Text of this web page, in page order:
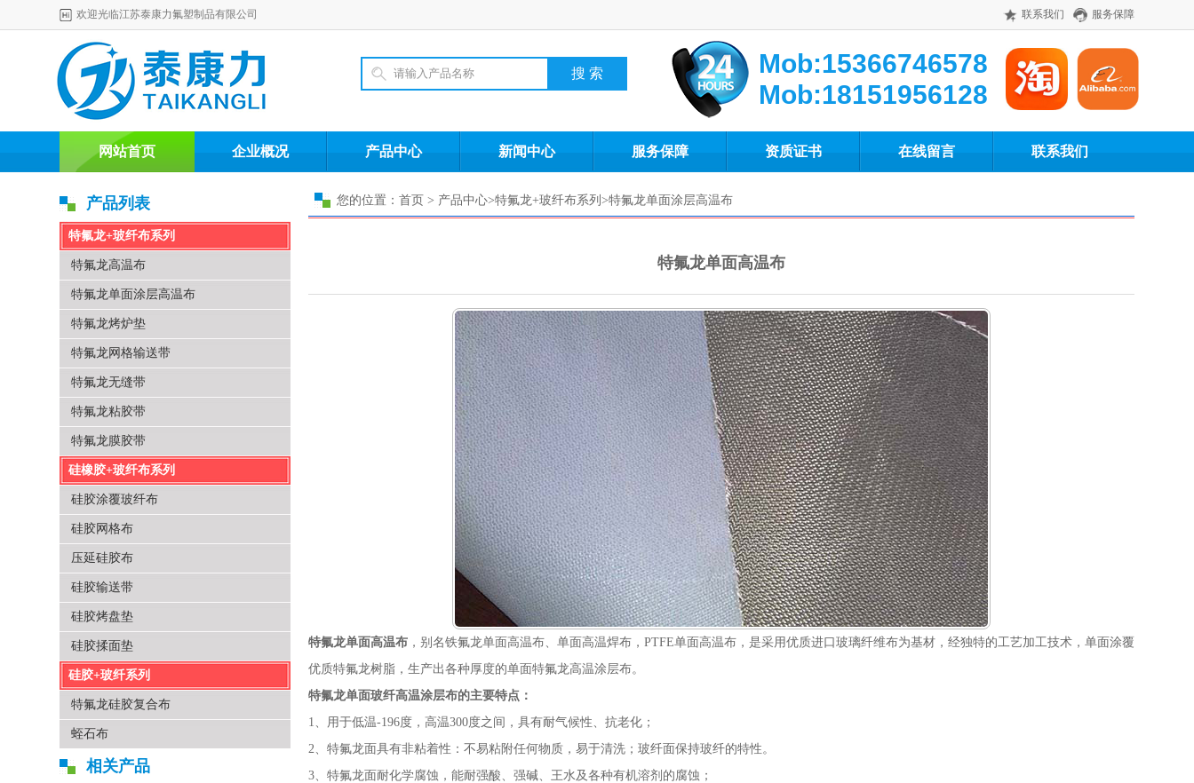
欢迎光临江苏泰康力氟塑制品有限公司 联系我们 服务保障
Mob:15366746578
Mob:18151956128
网站首页 企业概况 产品中心 新闻中心 服务保障 资质证书 在线留言 联系我们
产品列表
特氟龙+玻纤布系列
特氟龙高温布
特氟龙单面涂层高温布
特氟龙烤炉垫
特氟龙网格输送带
特氟龙无缝带
特氟龙粘胶带
特氟龙膜胶带
硅橡胶+玻纤布系列
硅胶涂覆玻纤布
硅胶网格布
压延硅胶布
硅胶输送带
硅胶烤盘垫
硅胶揉面垫
硅胶+玻纤系列
特氟龙硅胶复合布
蛭石布
相关产品
您的位置：首页 > 产品中心>特氟龙+玻纤布系列 >特氟龙单面涂层高温布
特氟龙单面高温布
特氟龙单面高温布 ，别名铁氟龙单面高温布、 单面高温焊布， PTFE单面高温布，是采用优质进口玻璃纤维布为基材 ，经独特的工艺加工技术， 单面涂覆
优质特氟龙树脂，生产出各种厚度的单面特氟龙高温涂层布。
特氟龙单面玻纤高温涂层布的主要特点：
1、 用于低温-196度，高温300度之间，具有耐气候性、抗老化；
2、 特氟龙面具有非粘着性：不易粘附任何物质 ， 易于清洗； 玻纤面保持玻纤的特性。
3、 特氟龙面耐化学腐蚀，能耐强酸、强碱、王水及各种有机溶剂的腐蚀；